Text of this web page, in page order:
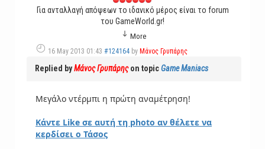
Για ανταλλαγή απόψεων το ιδανικό μέρος είναι το forum
του GameWorld.gr!
More
16 May 2013 01:43 #124164 by Μάνος Γρυπάρης
Replied byΜάνος Γρυπάρηςon topicGame Maniacs
Μεγάλο ντέρμπι η πρώτη αναμέτρηση!
Κάντε Like σε αυτή τη photo αν θέλετε να
κερδίσει ο Τάσος